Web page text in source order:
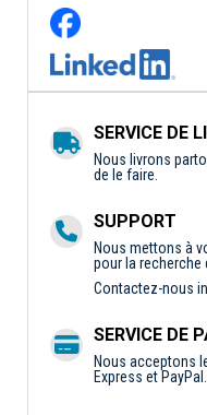
SERVICE DE
Nous livrons
de le faire.
SUPPORT
Nous mettons à
pour la recherche
Contactez-nous
SERVICE DE
Nous acceptons
Express et PayPal.